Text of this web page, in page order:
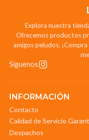
Explora nuestra
Ofrecemos productos
amigos peludos.
Síguenos
INFORMACIÓN
Contacto
Calidad de Servicio
Despachos